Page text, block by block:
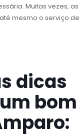
Muitas vezes, as
mesmo o serviço de
dicas
bom